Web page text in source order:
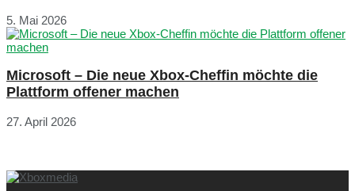
5. Mai 2026
Microsoft – Die neue Xbox-Cheffin möchte die
Plattform offener machen
27. April 2026